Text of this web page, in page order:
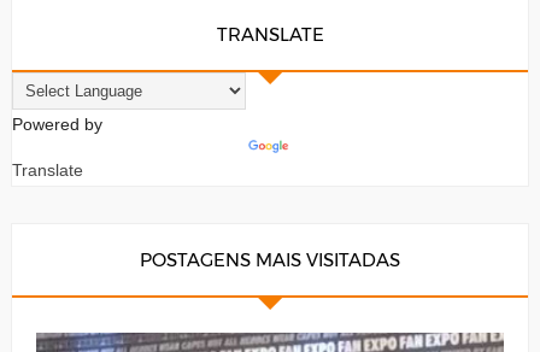
TRANSLATE
Powered by
Translate
POSTAGENS MAIS VISITADAS